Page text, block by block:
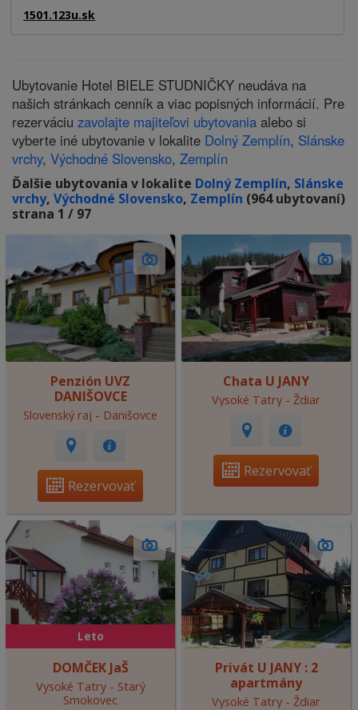
1501.123u.sk
Ubytovanie Hotel BIELE STUDNIČKY neudáva na
našich stránkach cenník a viac popisných informácií. Pre
rezerváciu zavolajte majiteľovi ubytovania alebo si
vyberte iné ubytovanie v lokalite Dolný Zemplín, Slánske
vrchy, Východné Slovensko, Zemplín
Ďalšie ubytovania v lokalite Dolný Zemplín, Slánske
vrchy, Východné Slovensko, Zemplín (964 ubytovaní)
strana 1 / 97
Penzión UVZ
DANIŠOVCE
Slovenský raj - Danišovce
Rezervovať
Chata U JANY
Vysoké Tatry - Ždiar
Rezervovať
Leto
DOMČEK JaŠ
Vysoké Tatry - Starý
Smokovec
Privát U JANY : 2
apartmány
Vysoké Tatry - Ždiar